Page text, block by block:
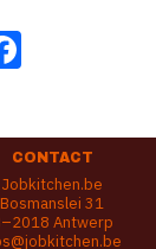
CONTACT
Jobkitchen.be
Bosmanslei 31
Antwerp